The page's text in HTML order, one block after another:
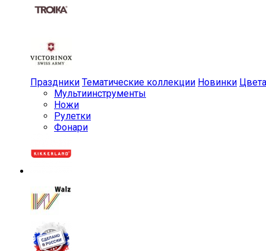
Праздники Тематические коллекции Новинки Цвета
Мульти­инструменты
Ножи
Рулетки
Фонари